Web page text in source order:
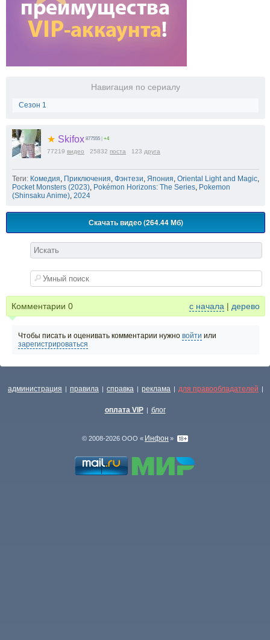
Навигация по сериалу
Сезон 1
★ Skifox 877555 +4
77219 видео 25832 поста 123 друга
Теги: Комедия, Приключения, Фэнтези, Япония, Oriental Light and Magic,
Pocket Monsters (2023), Pokémon Horizons: The Series, Pokemon
(Shinsaku Anime), 2024
Скачать видео (264.44 Мб)
Комментарии 0 с начала | дерево
Чтобы писать и оценивать комментарии нужно войти или
зарегистрироваться
администрация | правила | справка | реклама | для правообладателей |
оплата VIP | блог
© 2008-2026 ООО « Инфон »